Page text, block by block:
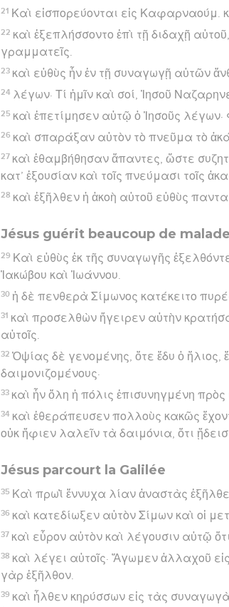
21 Καὶ εἰσπορεύονται εἰς Καφαρναούμ.
22 καὶ ἐξεπλήσσοντο ἐπὶ τῇ διδαχῇ
γραμματεῖς.
23 καὶ εὐθὺς ἦν ἐν τῇ συναγωγῇ αὐτῶν
24 λέγων· Τί ἡμῖν καὶ σοί, Ἰησοῦ
25 καὶ ἐπετίμησεν αὐτῷ ὁ Ἰησοῦς λέγων·
26 καὶ σπαράξαν αὐτὸν τὸ πνεῦμα τὸ
27 καὶ ἐθαμβήθησαν ἅπαντες, ὥστε
κατ’ ἐξουσίαν καὶ τοῖς πνεύμασι τοῖς
28 καὶ ἐξῆλθεν ἡ ἀκοὴ αὐτοῦ εὐθὺς
Jésus guérit beaucoup de
29 Καὶ εὐθὺς ἐκ τῆς συναγωγῆς
Ἰακώβου καὶ Ἰωάννου.
30 ἡ δὲ πενθερὰ Σίμωνος κατέκειτο
31 καὶ προσελθὼν ἤγειρεν αὐτὴν
αὐτοῖς.
32 Ὀψίας δὲ γενομένης, ὅτε ἔδυ ὁ
δαιμονιζομένους·
33 καὶ ἦν ὅλη ἡ πόλις ἐπισυνηγμένη πρὸς
34 καὶ ἐθεράπευσεν πολλοὺς κακῶς
οὐκ ἤφιεν λαλεῖν τὰ δαιμόνια, ὅτι
Jésus parcourt la Galilée
35 Καὶ πρωῒ ἔννυχα λίαν ἀναστὰς
36 καὶ κατεδίωξεν αὐτὸν Σίμων καὶ οἱ
37 καὶ εὗρον αὐτὸν καὶ λέγουσιν αὐτῷ
38 καὶ λέγει αὐτοῖς· Ἄγωμεν ἀλλαχοῦ
γὰρ ἐξῆλθον.
39 καὶ ἦλθεν κηρύσσων εἰς τὰς